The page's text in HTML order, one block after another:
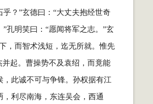
？”玄德曰：“大丈夫抱经世奇
孔明笑曰：“愿闻将军之志。”玄
，而智术浅短，迄无所就。惟先
起。曹操势不及袁绍，而竟能
此诚不可与争锋。孙权据有江
利尽南海，东连吴会，西通